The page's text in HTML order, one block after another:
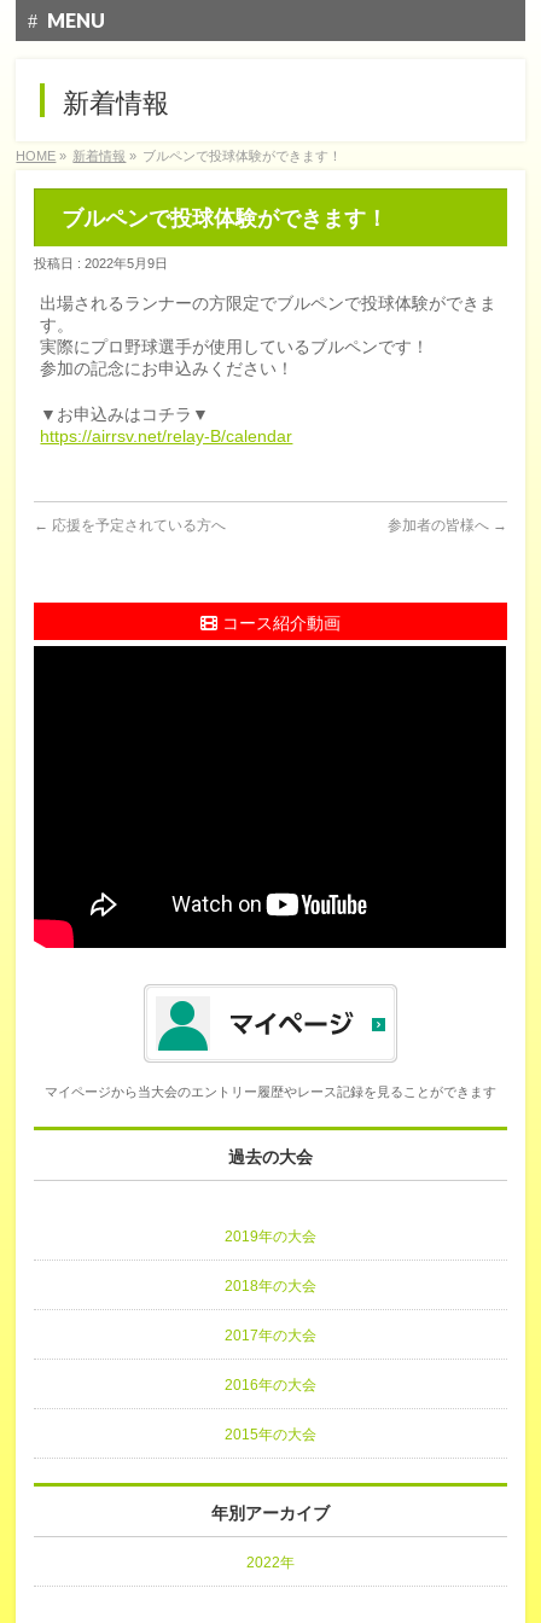
MENU
大会概要
大会情報
エントリー
Q&A | お問い合わせ
新着情報
HOME » 新着情報 » ブルペンで投球体験ができます！
ブルペンで投球体験ができます！
投稿日 : 2022年5月9日
出場されるランナーの方限定でブルペンで投球体験ができま
す。
実際にプロ野球選手が使用しているブルペンです！
参加の記念にお申込みください！
▼お申込みはコチラ▼
https://airrsv.net/relay-B/calendar
← 応援を予定されている方へ 参加者の皆様へ →
コース紹介動画
マイページから当大会のエントリー履歴やレース記録を見ることができます
過去の大会
2019年の大会
2018年の大会
2017年の大会
2016年の大会
2015年の大会
年別アーカイブ
2022年